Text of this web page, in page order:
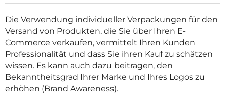
Die Verwendung individueller Verpackungen für den
Versand von Produkten, die Sie über Ihren E-
Commerce verkaufen, vermittelt Ihren Kunden
Professionalität und dass Sie ihren Kauf zu schätzen
wissen. Es kann auch dazu beitragen, den
Bekanntheitsgrad Ihrer Marke und Ihres Logos zu
erhöhen (Brand Awareness).